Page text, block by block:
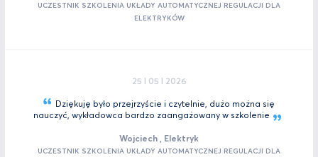
UCZESTNIK SZKOLENIA UKŁADY AUTOMATYCZNEJ REGULACJI DLA
ELEKTRYKÓW
25 I 05 I 2026
Dziękuję było przejrzyście i czytelnie, dużo można się
nauczyć, wykładowca bardzo zaangażowany w szkolenie
Wojciech , Elektryk
UCZESTNIK SZKOLENIA UKŁADY AUTOMATYCZNEJ REGULACJI DLA